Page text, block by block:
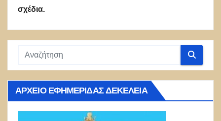
σχέδια.
ΑΡΧΕΊΟ ΕΦΗΜΕΡΊΔΑΣ ΔΕΚΈΛΕΙΑ